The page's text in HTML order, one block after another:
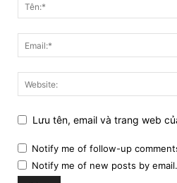
Lưu tên, email và trang web
Notify me of follow-up
Notify me of new posts by email.